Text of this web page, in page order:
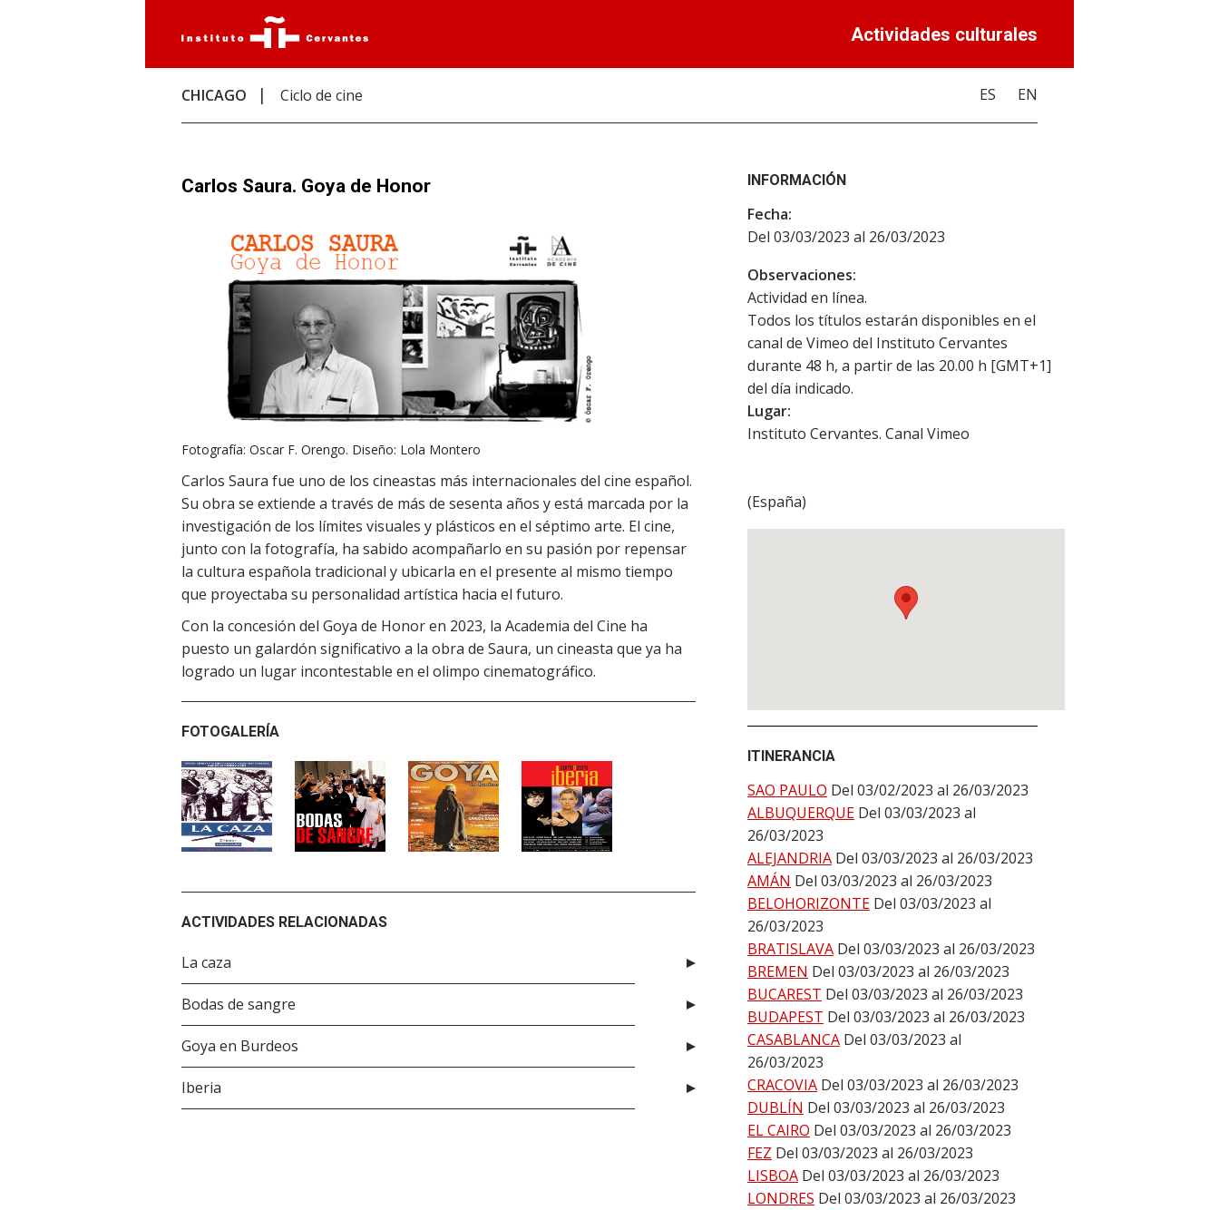
Actividades culturales
CHICAGO Ciclo de cine ES EN
Carlos Saura. Goya de Honor
Fotografía: Oscar F. Orengo. Diseño: Lola Montero
Carlos Saura fue uno de los cineastas más internacionales del cine español.
Su obra se extiende a través de más de sesenta años y está marcada por la
investigación de los límites visuales y plásticos en el séptimo arte. El cine,
junto con la fotografía, ha sabido acompañarlo en su pasión por repensar
la cultura española tradicional y ubicarla en el presente al mismo tiempo
que proyectaba su personalidad artística hacia el futuro.
Con la concesión del Goya de Honor en 2023, la Academia del Cine ha
puesto un galardón significativo a la obra de Saura, un cineasta que ya ha
logrado un lugar incontestable en el olimpo cinematográfico.
FOTOGALERÍA
ACTIVIDADES RELACIONADAS
La caza
Bodas de sangre
Goya en Burdeos
Iberia
INFORMACIÓN
Fecha:
Del 03/03/2023 al 26/03/2023
Observaciones:
Actividad en línea.
Todos los títulos estarán disponibles en el
canal de Vimeo del Instituto Cervantes
durante 48 h, a partir de las 20.00 h [GMT+1]
del día indicado.
Lugar:
Instituto Cervantes. Canal Vimeo
(España)
ITINERANCIA
SAO PAULO Del 03/02/2023 al 26/03/2023
ALBUQUERQUE Del 03/03/2023 al
26/03/2023
ALEJANDRIA Del 03/03/2023 al 26/03/2023
AMÁN Del 03/03/2023 al 26/03/2023
BELOHORIZONTE Del 03/03/2023 al
26/03/2023
BRATISLAVA Del 03/03/2023 al 26/03/2023
BREMEN Del 03/03/2023 al 26/03/2023
BUCAREST Del 03/03/2023 al 26/03/2023
BUDAPEST Del 03/03/2023 al 26/03/2023
CASABLANCA Del 03/03/2023 al
26/03/2023
CRACOVIA Del 03/03/2023 al 26/03/2023
DUBLÍN Del 03/03/2023 al 26/03/2023
EL CAIRO Del 03/03/2023 al 26/03/2023
FEZ Del 03/03/2023 al 26/03/2023
LISBOA Del 03/03/2023 al 26/03/2023
LONDRES Del 03/03/2023 al 26/03/2023